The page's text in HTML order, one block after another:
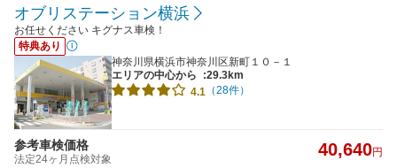
オブリステーション横浜
お任せください キグナス車検！
特典あり
神奈川県横浜市神奈川区新町１０－１
エリアの中心から
:29.3km
4.1 （28件）
参考車検価格
法定24ヶ月点検対象 40,640円